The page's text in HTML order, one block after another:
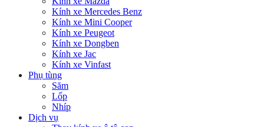
Kính xe Mercedes Benz
Kính xe Mini Cooper
Kính xe Peugeot
Kính xe Dongben
Kính xe Jac
Kính xe Vinfast
Phụ tùng
Săm
Lốp
Nhíp
Dịch vụ